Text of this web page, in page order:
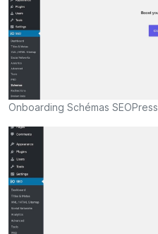
Onboarding Schémas SEOPress